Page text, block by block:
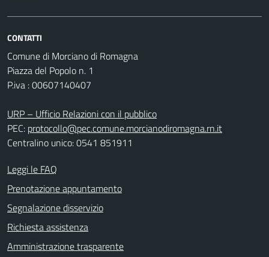
CONTATTI
Comune di Morciano di Romagna
Piazza del Popolo n. 1
P.iva : 00607140407
URP – Ufficio Relazioni con il pubblico
PEC: protocollo@pec.comune.morcianodiromagna.rn.it
Centralino unico: 0541 851911
Leggi le FAQ
Prenotazione appuntamento
Segnalazione disservizio
Richiesta assistenza
Amministrazione trasparente